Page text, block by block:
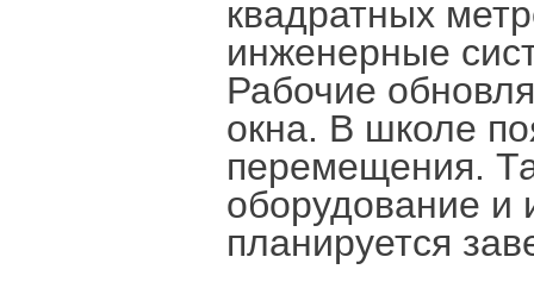
квадратных
инженерные
Рабочие
окна. В школе
перемещения.
оборудование и
планируется